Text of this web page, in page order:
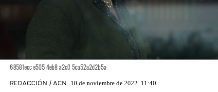
68581ecc e505 4eb8 a2c0 5ca52a2d2b5a
REDACCIÓN / ACN 10 de noviembre de 2022. 11:40